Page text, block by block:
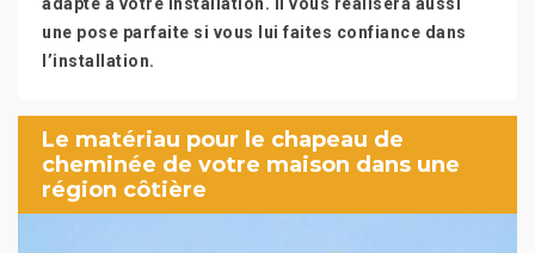
une pose parfaite si vous lui faites confiance dans
l’installation.
Le matériau pour le chapeau de
cheminée de votre maison dans une
région côtière